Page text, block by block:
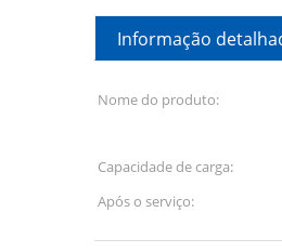
Informação
Nome do produto:
Capacidade de carga:
Após o serviço: